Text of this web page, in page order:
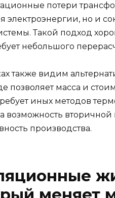
потери
электроэнергии, но и
Такой подход
небольшого
также видим
позволяет масса и
иных методов
возможность
производства.